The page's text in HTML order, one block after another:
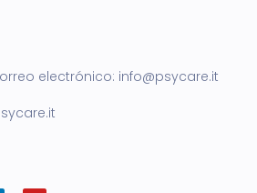
electrónico: info@psycare.it